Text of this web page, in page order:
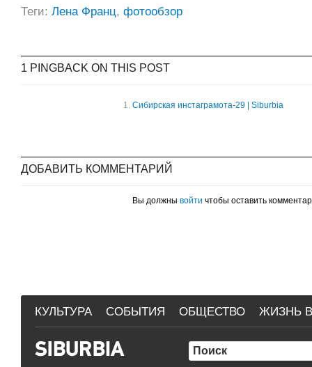
Теги: Лена Франц, фотообзор
1 PINGBACK ON THIS POST
Сибирская инстаграмота-29 | Siburbia
ДОБАВИТЬ КОММЕНТАРИЙ
Вы должны войти чтобы оставить
КУЛЬТУРА СОБЫТИЯ ОБЩЕСТВО ЖИЗНЬ